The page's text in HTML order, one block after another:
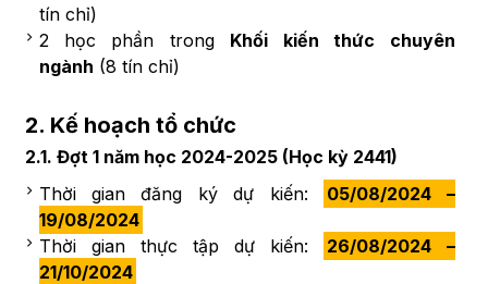
tín chỉ)
2 học phần trong Khối kiến thức chuyên
ngành (8 tín chỉ)
2. Kế hoạch tổ chức
2.1. Đợt 1 năm học 2024-2025 (Học kỳ 2441)
Thời gian đăng ký dự kiến:
05/08/2024 –
19/08/2024
Thời gian thực tập dự kiến:
26/08/2024 –
21/10/2024